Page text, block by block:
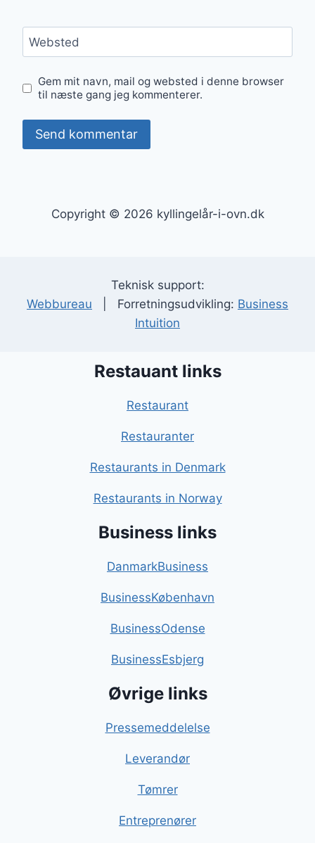
Websted
Gem mit navn, mail og websted i denne browser
til næste gang jeg kommenterer.
Copyright © 2026 kyllingelår-i-ovn.dk
Teknisk support:
Webbureau | Forretningsudvikling: Business
Intuition
Restauant links
Restaurant
Restauranter
Restaurants in Denmark
Restaurants in Norway
Business links
DanmarkBusiness
BusinessKøbenhavn
BusinessOdense
BusinessEsbjerg
Øvrige links
Pressemeddelelse
Leverandør
Tømrer
Entreprenører